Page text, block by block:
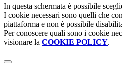
In questa schermata è possibile
I cookie necessari sono quelli che
piattaforma e non è possibile
Per conoscere quali sono i cookie
visionare la COOKIE POLICY.